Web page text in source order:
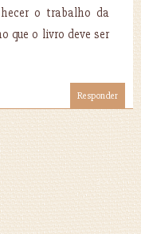
o trabalho da
que o livro deve ser
Responder